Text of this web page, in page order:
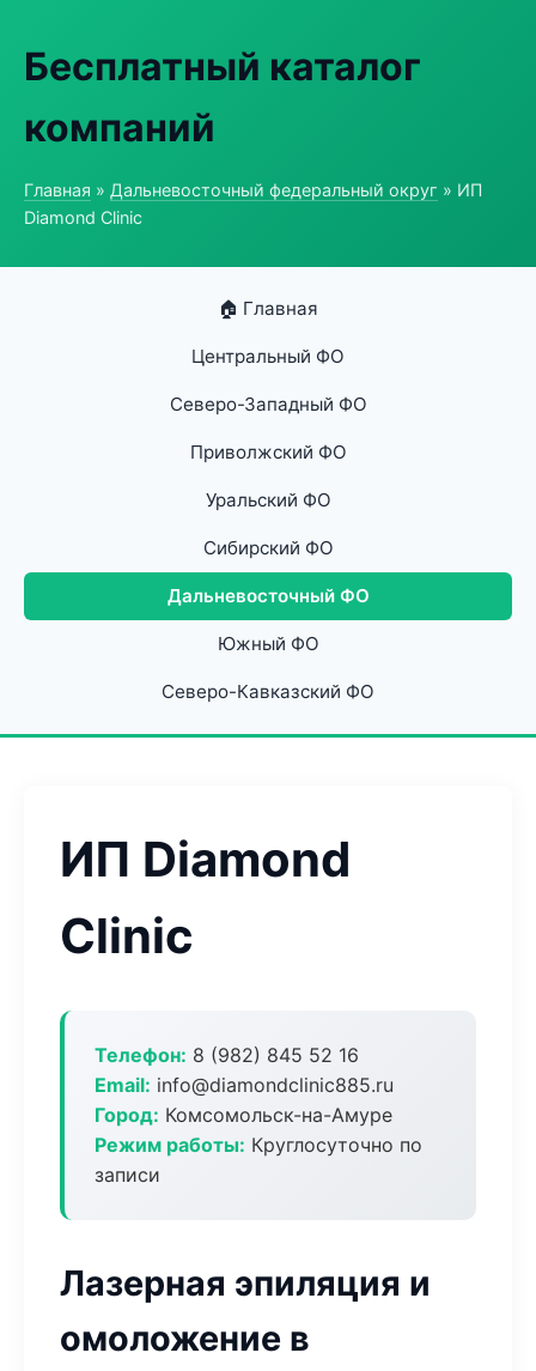
Бесплатный каталог
компаний
Главная » Дальневосточный федеральный округ » ИП
Diamond Clinic
🏠 Главная
Центральный ФО
Северо-Западный ФО
Приволжский ФО
Уральский ФО
Сибирский ФО
Дальневосточный ФО
Южный ФО
Северо-Кавказский ФО
ИП Diamond
Clinic
Телефон: 8 (982) 845 52 16
Email: info@diamondclinic885.ru
Город: Комсомольск-на-Амуре
Режим работы: Круглосуточно по
записи
Лазерная эпиляция и
омоложение в